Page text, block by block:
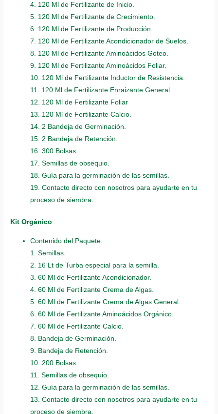
4. 120 Ml de Fertilizante de Inicio.
5. 120 Ml de Fertilizante de Crecimiento.
6. 120 Ml de Fertilizante de Producción.
7. 120 Ml de Fertilizante Acondicionador de Suelos.
8. 120 Ml de Fertilizante Aminoácidos Goteo.
9. 120 Ml de Fertilizante Aminoácidos Foliar.
10. 120 Ml de Fertilizante Inductor de Resistencia.
11. 120 Ml de Fertilizante Enraizante General.
12. 120 Ml de Fertilizante Foliar
13. 120 Ml de Fertilizante Calcio.
14. 2 Bandeja de Germinación.
15. 2 Bandeja de Retención.
16. 300 Bolsas.
17. Semillas de obsequio.
18. Guía para la germinación de las semillas.
19. Contacto directo con nosotros para ayudarte en tu
proceso de siembra.
Kit Orgánico
Contenido del Paquete:
1. Semillas.
2. 16 Lt de Turba especial para la semilla.
3. 60 Ml de Fertilizante Acondicionador.
4. 60 Ml de Fertilizante Crema de Algas.
5. 60 Ml de Fertilizante Crema de Algas General.
6. 60 Ml de Fertilizante Aminoácidos Orgánico.
7. 60 Ml de Fertilizante Calcio.
8. Bandeja de Germinación.
9. Bandeja de Retención.
10. 200 Bolsas.
11. Semillas de obsequio.
12. Guía para la germinación de las semillas.
13. Contacto directo con nosotros para ayudarte en tu
proceso de siembra.